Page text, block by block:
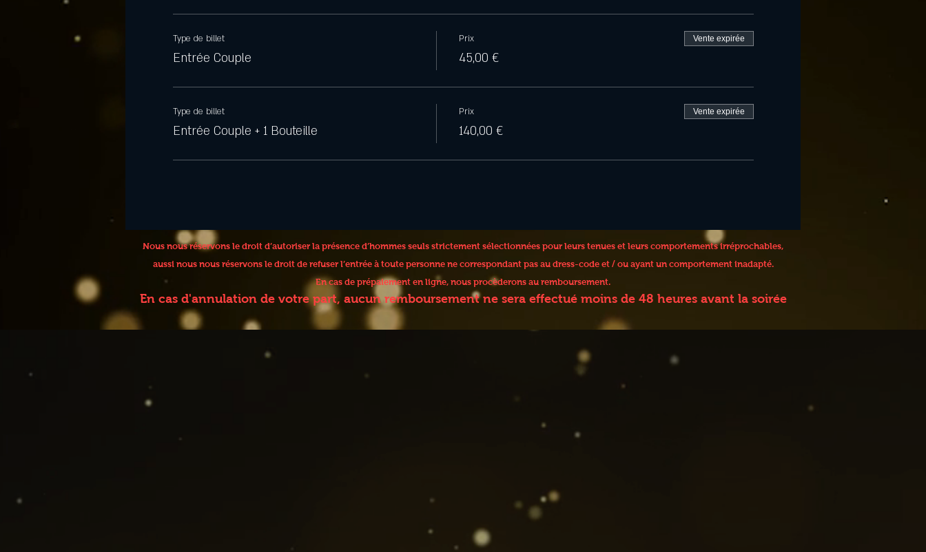
Type de billet
Entrée Couple
Prix
45,00 €
Vente expirée
Type de billet
Entrée Couple + 1 Bouteille
Prix
140,00 €
Vente expirée
Nous nous réservons le droit d’autoriser la présence d’hommes seuls strictement sélectionnées pour leurs tenues et leurs comportements irréprochables,
aussi nous nous réservons le droit de refuser l’entrée à toute personne ne correspondant pas au dress-code et / ou ayant un comportement inadapté.
En cas de prépaiement en ligne, nous procèderons au remboursement.
En cas d'annulation de votre part, aucun remboursement ne sera effectué moins de 48 heures avant la soirée